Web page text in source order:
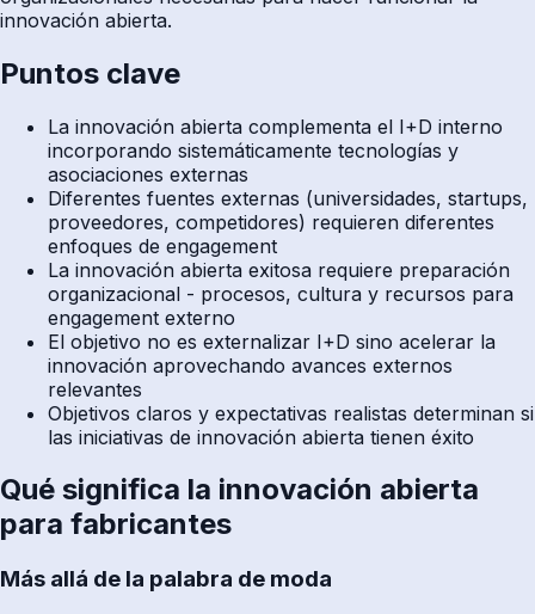
innovación abierta.
Puntos clave
La innovación abierta complementa el I+D interno
incorporando sistemáticamente tecnologías y
asociaciones externas
Diferentes fuentes externas (universidades, startups,
proveedores, competidores) requieren diferentes
enfoques de engagement
La innovación abierta exitosa requiere preparación
organizacional - procesos, cultura y recursos para
engagement externo
El objetivo no es externalizar I+D sino acelerar la
innovación aprovechando avances externos
relevantes
Objetivos claros y expectativas realistas determinan si
las iniciativas de innovación abierta tienen éxito
Qué significa la innovación abierta
para fabricantes
Más allá de la palabra de moda